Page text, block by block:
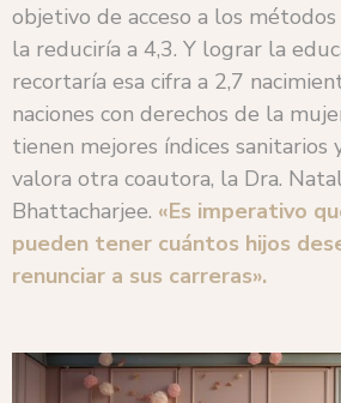
objetivo de acceso a los
la reduciría a 4,3. Y lograr la
recortaría esa cifra a 2,7
naciones con derechos de la
tienen mejores índices sanitarios
valora otra coautora, la Dra.
Bhattacharjee. «Es imperativo
pueden tener cuántos hijos
renunciar a sus carreras».